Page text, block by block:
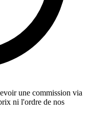
une commission via
ni l'ordre de nos